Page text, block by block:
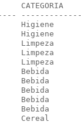
CATEGORIA
Higiene
Higiene
Limpeza
Limpeza
Limpeza
Bebida
Bebida
Bebida
Bebida
Bebida
Cereal